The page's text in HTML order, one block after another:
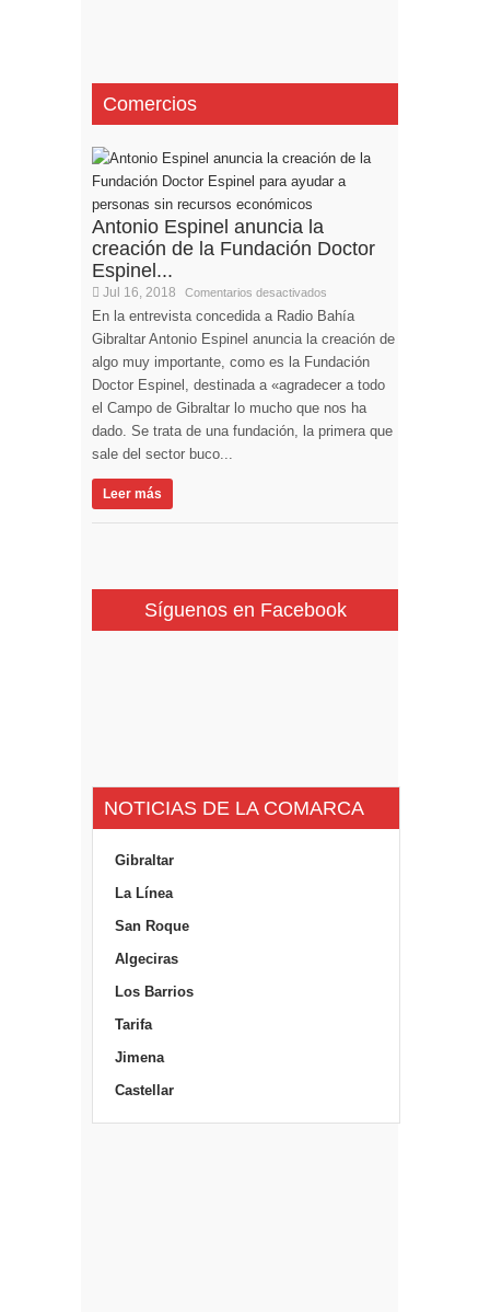
Comercios
Antonio Espinel anuncia la
creación de la Fundación Doctor
Espinel...
Jul 16, 2018 Comentarios desactivados
En la entrevista concedida a Radio Bahía
Gibraltar Antonio Espinel anuncia la creación de
algo muy importante, como es la Fundación
Doctor Espinel, destinada a «agradecer a todo
el Campo de Gibraltar lo mucho que nos ha
dado. Se trata de una fundación, la primera que
sale del sector buco...
Leer más
Síguenos en Facebook
NOTICIAS DE LA COMARCA
Gibraltar
La Línea
San Roque
Algeciras
Los Barrios
Tarifa
Jimena
Castellar